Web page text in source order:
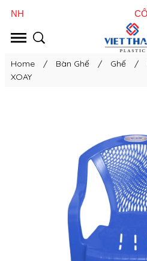
Home / Bàn Ghế / Ghế /
XOAY